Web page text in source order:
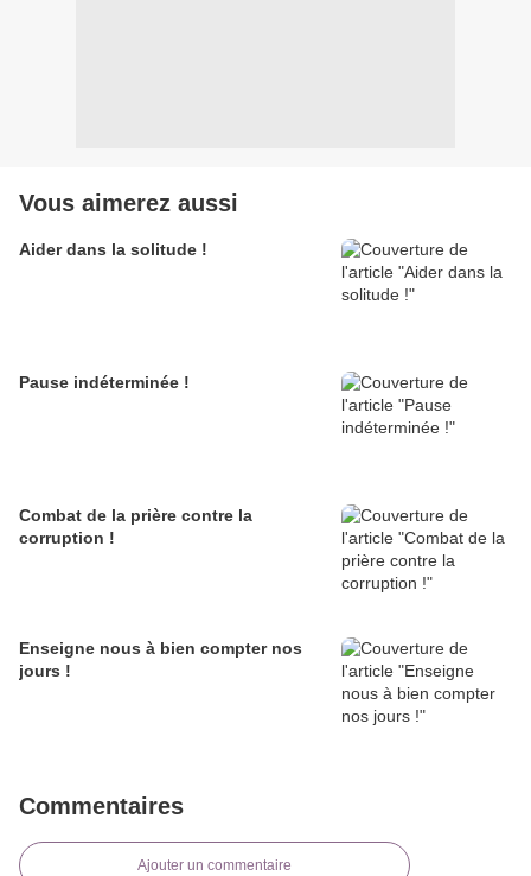
Vous aimerez aussi
Aider dans la solitude !
Pause indéterminée !
Combat de la prière contre la
corruption !
Enseigne nous à bien compter nos
jours !
Commentaires
Ajouter un commentaire